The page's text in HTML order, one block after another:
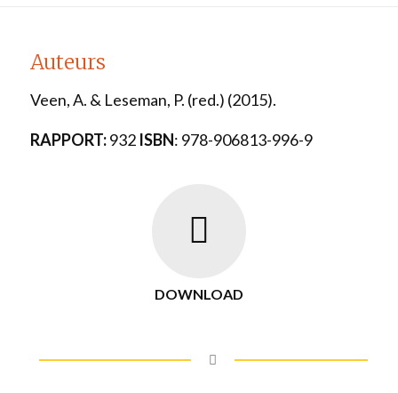
Auteurs
Veen, A. & Leseman, P. (red.) (2015).
RAPPORT:932 ISBN: 978-906813-996-9
DOWNLOAD